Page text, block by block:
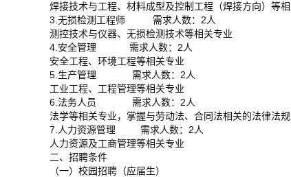
焊接技术与工程、材料成型及控制工程（焊接方向）等
3.无损检测工程师 需求人数：2人
测控技术与仪器、无损检测技术等相关专业
4.安全管理 需求人数：2人
安全工程、环境工程等相关专业
5.生产管理 需求人数：2人
工业工程、工程管理等相关专业
6.法务人员 需求人数：2人
法学等相关专业，掌握与劳动法、合同法相关的法律法
7.人力资源管理 需求人数：2人
人力资源及工商管理等相关专业
二、招聘条件
（一）校园招聘（应届生）